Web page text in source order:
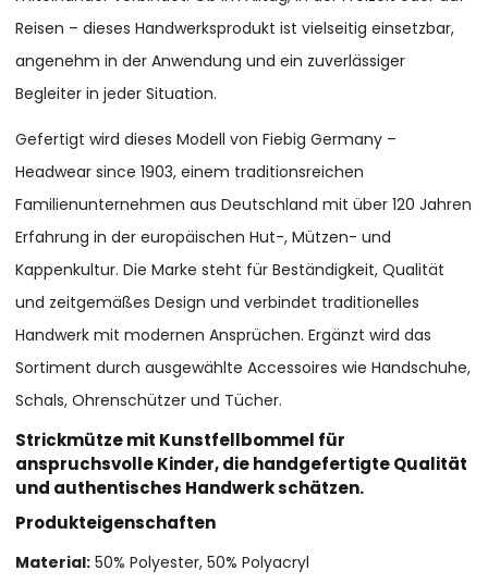
Reisen – dieses Handwerksprodukt ist vielseitig einsetzbar,
angenehm in der Anwendung und ein zuverlässiger
Begleiter in jeder Situation.
Gefertigt wird dieses Modell von Fiebig Germany –
Headwear since 1903, einem traditionsreichen
Familienunternehmen aus Deutschland mit über 120 Jahren
Erfahrung in der europäischen Hut-, Mützen- und
Kappenkultur. Die Marke steht für Beständigkeit, Qualität
und zeitgemäßes Design und verbindet traditionelles
Handwerk mit modernen Ansprüchen. Ergänzt wird das
Sortiment durch ausgewählte Accessoires wie Handschuhe,
Schals, Ohrenschützer und Tücher.
Strickmütze mit Kunstfellbommel für
anspruchsvolle Kinder, die handgefertigte Qualität
und authentisches Handwerk schätzen.
Produkteigenschaften
Material: 50% Polyester, 50% Polyacryl